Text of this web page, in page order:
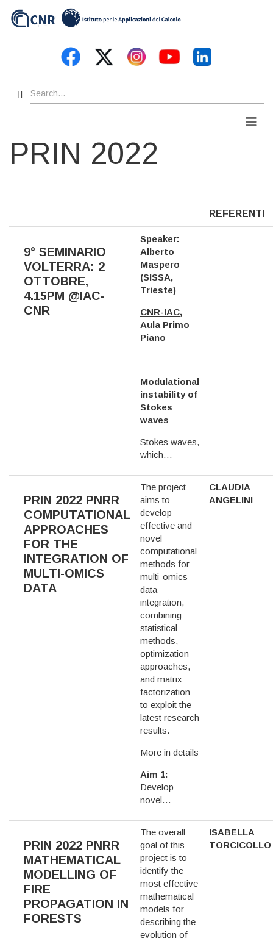
Search
PRIN 2022
REFERENTI
9° SEMINARIO
VOLTERRA: 2
OTTOBRE,
4.15PM @IAC-
CNR
Speaker:
Alberto
Maspero
(SISSA,
Trieste)
CNR-IAC,
Aula Primo
Piano
Modulational
instability of
Stokes
waves
Stokes waves,
which…
PRIN 2022 PNRR
COMPUTATIONAL
APPROACHES
FOR THE
INTEGRATION OF
MULTI-OMICS
DATA
The project
aims to
develop
effective and
novel
computational
methods for
multi-omics
data
integration,
combining
statistical
methods,
optimization
approaches,
and matrix
factorization
to exploit the
latest research
results.
More in details
Aim 1:
Develop
novel…
CLAUDIA
ANGELINI
PRIN 2022 PNRR
MATHEMATICAL
MODELLING OF
FIRE
PROPAGATION IN
FORESTS
The overall
goal of this
project is to
identify the
most effective
mathematical
models for
describing the
evolution of
ISABELLA
TORCICOLLO